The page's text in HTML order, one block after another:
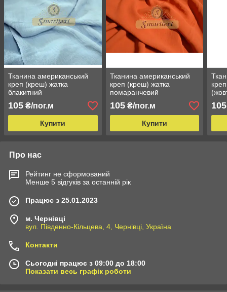
Тканина американський
креп (креш) жатка
блакитний
105 ₴/пог.м
Купити
Тканина американський
креп (креш) жатка
помаранчевий
105₴/пог.м
Купити
105
Про нас
Рейтинг не сформований
Менше 5 відгуків за останній рік
Працює з 25.01.2023
м. Чернівці
вул. Південно-Кільцева, 4, Чернівці, Україна
Контакти
Сьогодні працює з 09:00 до 18:00
Показати весь графік роботи